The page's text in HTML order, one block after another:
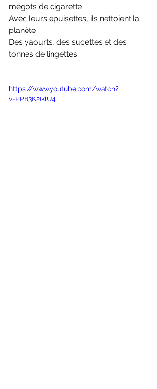
mégots de cigarette
Avec leurs épuisettes, ils nettoient la
planète
Des yaourts, des sucettes et des
tonnes de lingettes
https://www.youtube.com/watch?
v=PPB3K2IklU4